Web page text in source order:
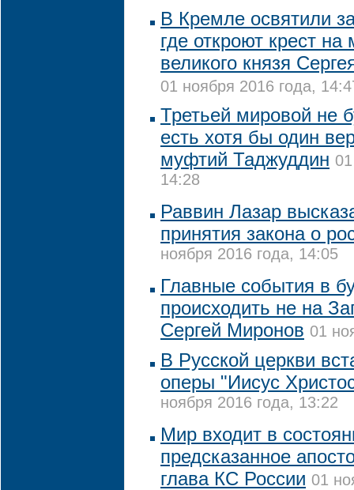
В Кремле освятили
где откроют крест на
великого князя
01 ноября 2016 года,
Третьей мировой не
есть хотя бы один
муфтий Таджуддин
14:28
Раввин Лазар
принятия закона о
ноября 2016 года, 14:05
Главные события в
происходить не на
Сергей Миронов 01
В Русской церкви
оперы "Иисус
ноября 2016 года, 13:22
Мир входит в
предсказанное
глава КС России 01